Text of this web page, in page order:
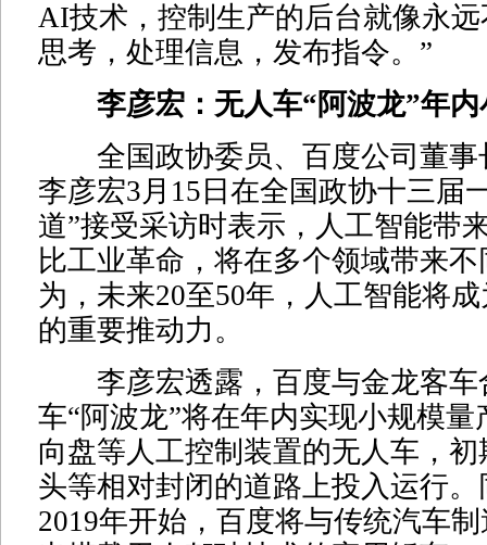
AI技术，控制生产的后台就像永
思考，处理信息，发布指令。”
李彦宏：无人车“阿波龙”年
全国政协委员、百度公司董事
李彦宏3月15日在全国政协十三届
道”接受采访时表示，人工智能带
比工业革命，将在多个领域带来
为，未来20至50年，人工智能将
的重要推动力。
李彦宏透露，百度与金龙客车
车“阿波龙”将在年内实现小规模
向盘等人工控制装置的无人车，
头等相对封闭的道路上投入运行
2019年开始，百度将与传统汽车